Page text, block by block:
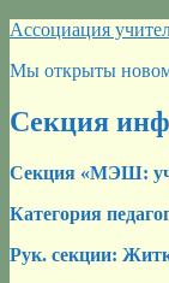
Перейти
содержимому
Ассоциация
Мы открыты
Секция
Секция «МЭШ:
Категория
Рук. секции: